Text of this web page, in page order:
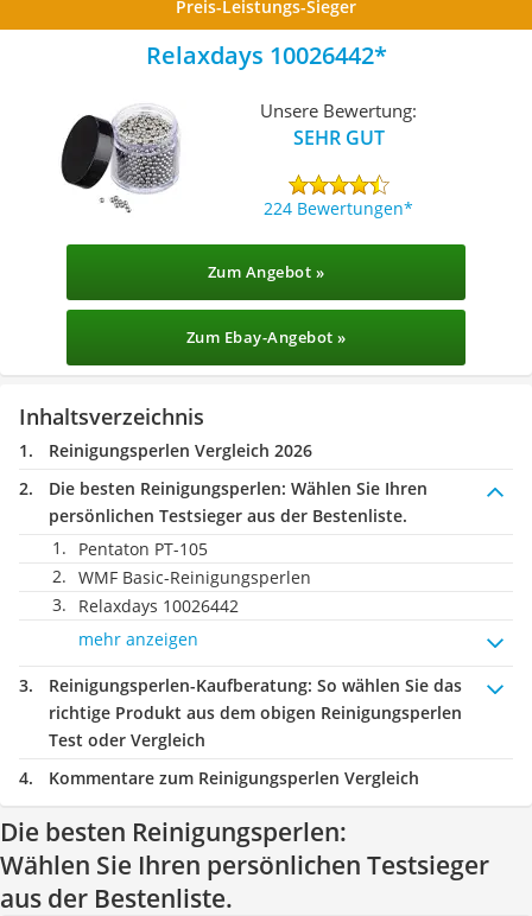
Preis-Leistungs-Sieger
Relaxdays 10026442
Unsere Bewertung:
SEHR GUT
224 Bewertungen
Zum Angebot »
Zum Ebay-Angebot »
Inhaltsverzeichnis
Reinigungsperlen Vergleich 2026
Die besten Reinigungsperlen: Wählen Sie Ihren
persönlichen Testsieger aus der Bestenliste.
Pentaton PT-105
WMF Basic-Reinigungsperlen
Relaxdays 10026442
mehr anzeigen
Reinigungsperlen-Kaufberatung: So wählen Sie das
richtige Produkt aus dem obigen Reinigungsperlen
Test oder Vergleich
Kommentare zum Reinigungsperlen Vergleich
Die besten Reinigungsperlen:
Wählen Sie Ihren persönlichen Testsieger
aus der Bestenliste.